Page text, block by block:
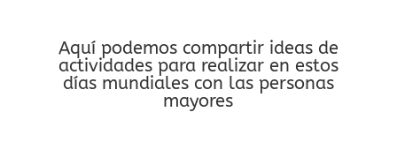
Aquí podemos compartir ideas de
actividades para realizar en estos
días mundiales con las personas
mayores